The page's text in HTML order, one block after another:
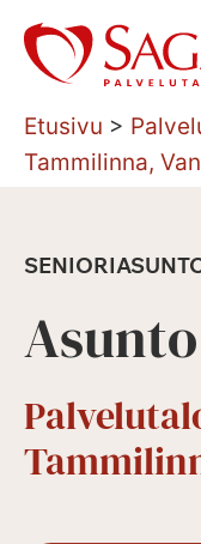
Siirry
sisältöön
Etusivu >
Tammilinna,